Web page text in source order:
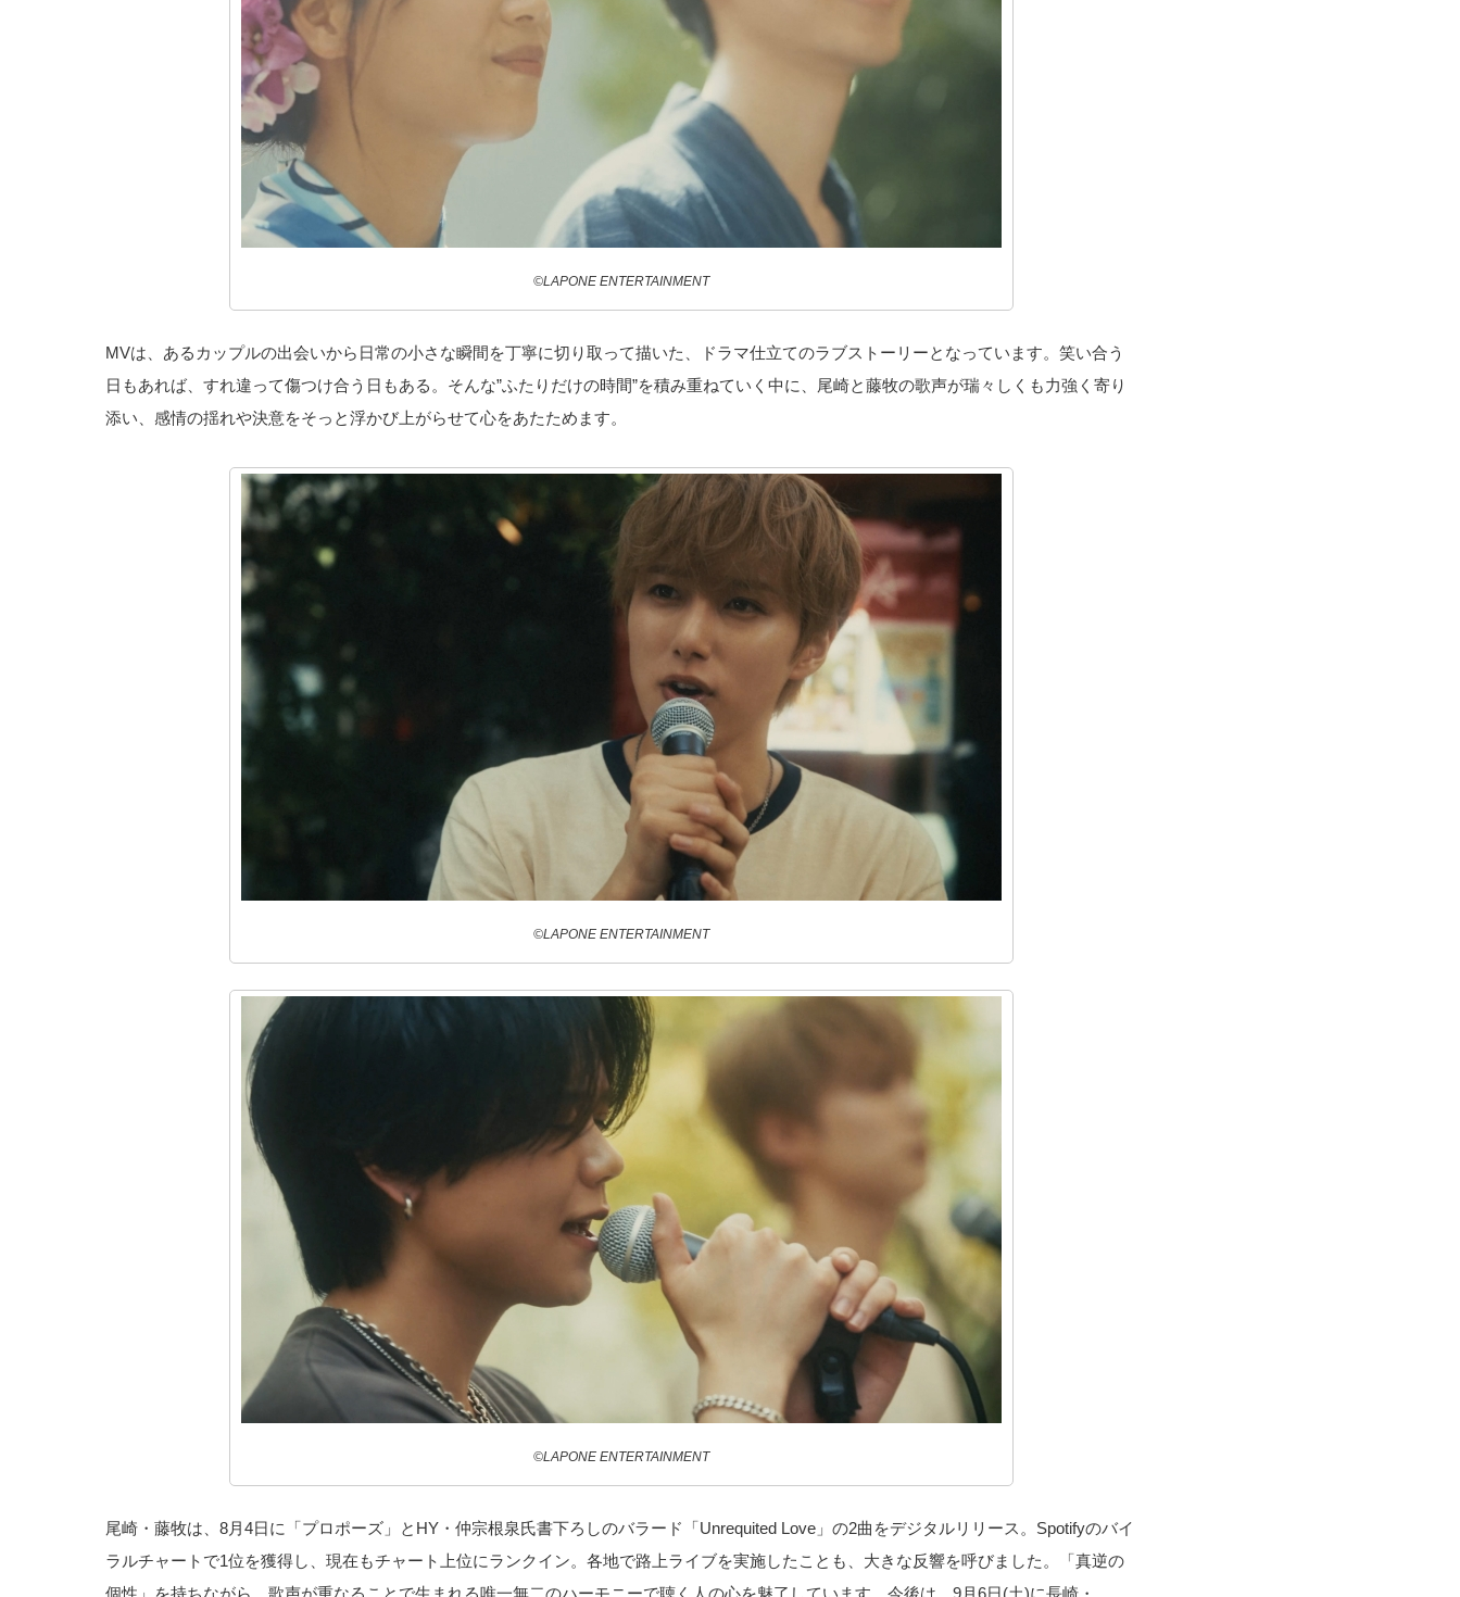
©LAPONE ENTERTAINMENT
MVは、あるカップルの出会いから日常の小さな瞬間を丁寧に切り取って描いた、ドラマ仕立てのラブストーリーとなっています。笑い合う
日もあれば、すれ違って傷つけ合う日もある。そんな”ふたりだけの時間”を積み重ねていく中に、尾崎と藤牧の歌声が瑞々しくも力強く寄り
添い、感情の揺れや決意をそっと浮かび上がらせて心をあたためます。
©LAPONE ENTERTAINMENT
©LAPONE ENTERTAINMENT
尾崎・藤牧は、8月4日に「プロポーズ」とHY・仲宗根泉氏書下ろしのバラード「Unrequited Love」の2曲をデジタルリリース。Spotifyのバイ
ラルチャートで1位を獲得し、現在もチャート上位にランクイン。各地で路上ライブを実施したことも、大きな反響を呼びました。「真逆の
個性」を持ちながら、歌声が重なることで生まれる唯一無二のハーモニーで聴く人の心を魅了しています。今後は、9月6日(土)に長崎・